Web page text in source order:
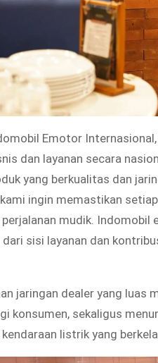
Emotor
dan layanan secara
yang berkualitas dan
ingin memastikan
perjalanan mudik.
sisi layanan dan
jaringan dealer yang luas
konsumen, sekaligus
listrik yang